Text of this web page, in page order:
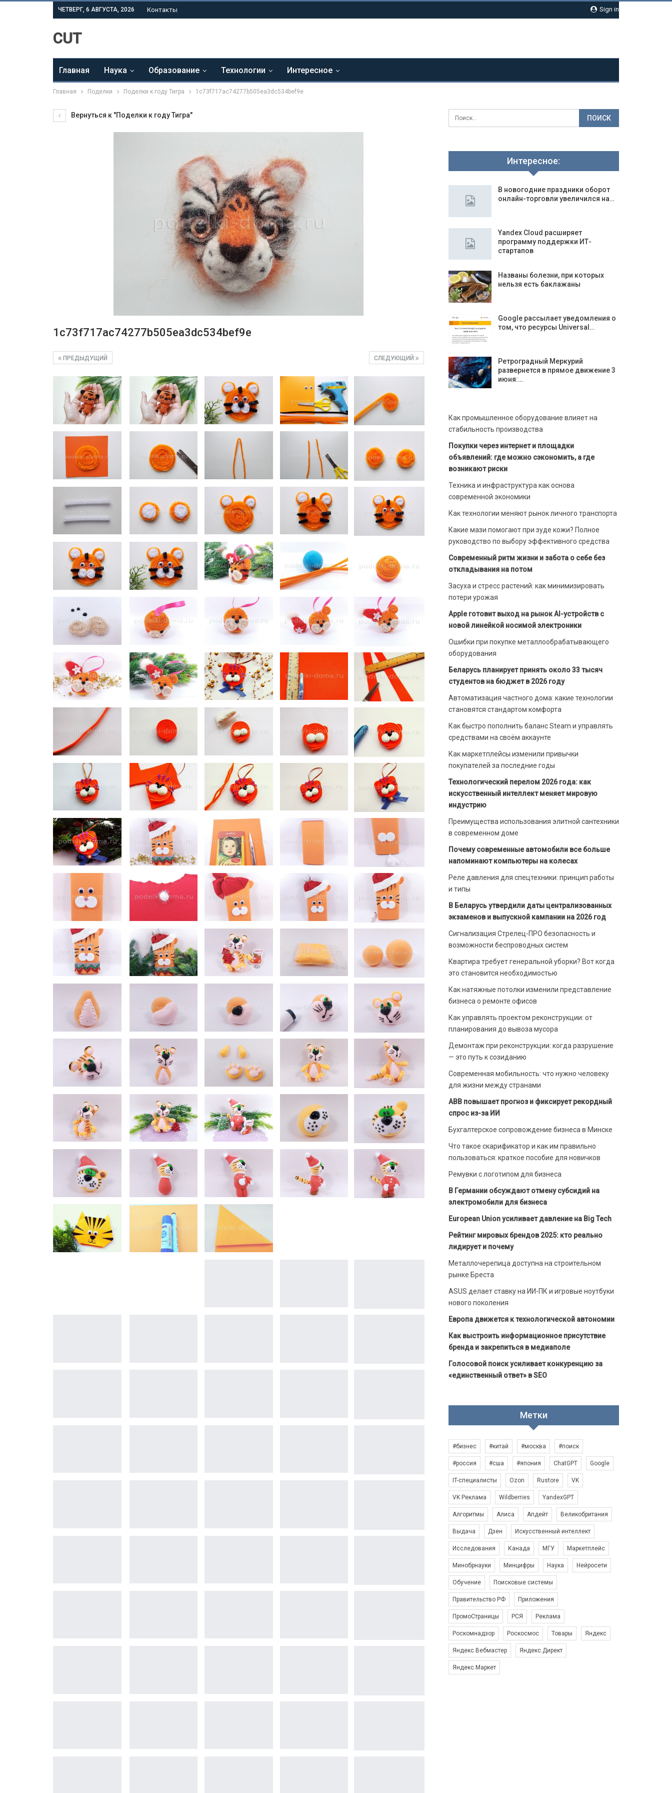
Sign in
ЧЕТВЕРГ, 6 АВГУСТА, 2026 Контакты
CUT
Главная Наука Образование Технологии Интересное
Главная Поделки Поделки к году Тигра 1c73f717ac74277b505ea3dc534bef9e
Вернуться к "Поделки к году Тигра"
1c73f717ac74277b505ea3dc534bef9e
СЛЕДУЮЩИЙ
ПРЕДЫДУЩИЙ
Интересное:
В новогодние праздники оборот
онлайн-торговли увеличился на…
Yandex Cloud расширяет
программу поддержки ИТ-
стартапов
Названы болезни, при которых
нельзя есть баклажаны
Google рассылает уведомления о
том, что ресурсы Universal…
Ретроградный Меркурий
развернется в прямое движение 3
июня:…
Как промышленное оборудование влияет на
стабильность производства
Покупки через интернет и площадки
объявлений: где можно сэкономить, а где
возникают риски
Техника и инфраструктура как основа
современной экономики
Как технологии меняют рынок личного транспорта
Какие мази помогают при зуде кожи? Полное
руководство по выбору эффективного средства
Современный ритм жизни и забота о себе без
откладывания на потом
Засуха и стресс растений: как минимизировать
потери урожая
Apple готовит выход на рынок AI-устройств с
новой линейкой носимой электроники
Ошибки при покупке металлообрабатывающего
оборудования
Беларусь планирует принять около 33 тысяч
студентов на бюджет в 2026 году
Автоматизация частного дома: какие технологии
становятся стандартом комфорта
Как быстро пополнить баланс Steam и управлять
средствами на своём аккаунте
Как маркетплейсы изменили привычки
покупателей за последние годы
Технологический перелом 2026 года: как
искусственный интеллект меняет мировую
индустрию
Преимущества использования элитной сантехники
в современном доме
Почему современные автомобили все больше
напоминают компьютеры на колесах
Реле давления для спецтехники: принцип работы
и типы
В Беларусь утвердили даты централизованных
экзаменов и выпускной кампании на 2026 год
Сигнализация Стрелец-ПРО безопасность и
возможности беспроводных систем
Квартира требует генеральной уборки? Вот когда
это становится необходимостью
Как натяжные потолки изменили представление
бизнеса о ремонте офисов
Как управлять проектом реконструкции: от
планирования до вывоза мусора
Демонтаж при реконструкции: когда разрушение
— это путь к созиданию
Современная мобильность: что нужно человеку
для жизни между странами
ABB повышает прогноз и фиксирует рекордный
спрос из-за ИИ
Бухгалтерское сопровождение бизнеса в Минске
Что такое скарификатор и как им правильно
пользоваться: краткое пособие для новичков
Ремувки с логотипом для бизнеса
В Германии обсуждают отмену субсидий на
электромобили для бизнеса
European Union усиливает давление на Big Tech
Рейтинг мировых брендов 2025: кто реально
лидирует и почему
Металлочерепица доступна на строительном
рынке Бреста
ASUS делает ставку на ИИ-ПК и игровые ноутбуки
нового поколения
Европа движется к технологической автономии
Как выстроить информационное присутствие
бренда и закрепиться в медиаполе
Голосовой поиск усиливает конкуренцию за
«единственный ответ» в SEO
Метки
#бизнес #китай #москва #поиск
#россия #сша #япония ChatGPT Google
IT-специалисты Ozon Rustore VK
VK Реклама Wildberries YandexGPT
Алгоритмы Алиса Апдейт Великобритания
Выдача Дзен Искусственный интеллект
Исследования Канада МГУ Маркетплейс
Минобрнауки Минцифры Наука Нейросети
Обучение Поисковые системы
Правительство РФ Приложения
ПромоСтраницы РСЯ Реклама
Роскомнадзор Роскосмос Товары Яндекс
Яндекс.Вебмастер Яндекс.Директ
Яндекс.Маркет